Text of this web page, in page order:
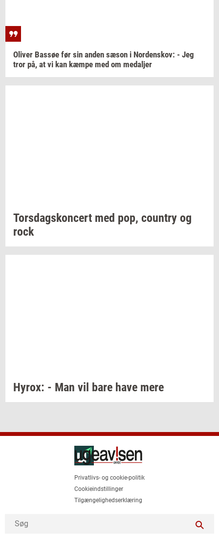
Oli­ver Bas­søe før sin anden sæson i Nor­denskov: - Jeg
tror på, at vi kan kæmpe med om me­dal­jer
Tors­dags­kon­cert med pop, co­un­try og
rock
Hyrox: - Man vil bare have mere
Privatlivs- og cookie-politik
Cookieindstillinger
Tilgængelighedserklæring